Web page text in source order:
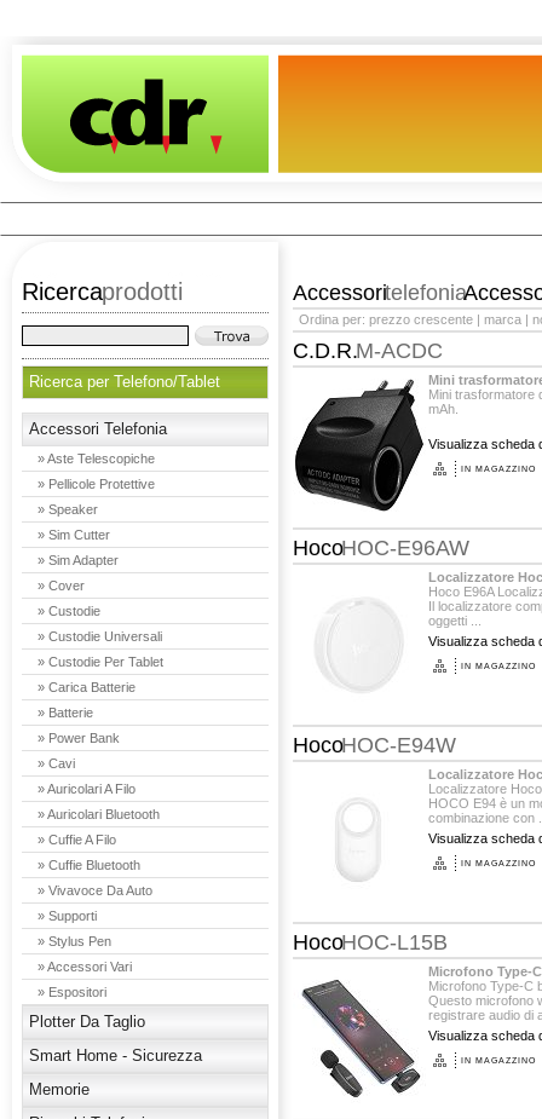
Ricercaprodotti
Ricerca per Telefono/Tablet
Accessori Telefonia
» Aste Telescopiche
» Pellicole Protettive
» Speaker
» Sim Cutter
» Sim Adapter
» Cover
» Custodie
» Custodie Universali
» Custodie Per Tablet
» Carica Batterie
» Batterie
» Power Bank
» Cavi
» Auricolari A Filo
» Auricolari Bluetooth
» Cuffie A Filo
» Cuffie Bluetooth
» Vivavoce Da Auto
» Supporti
» Stylus Pen
» Accessori Vari
» Espositori
Plotter Da Taglio
Smart Home - Sicurezza
Memorie
Accessoritelefonia
Ordina per: prezzo crescente | marca |
C.D.R.M-ACDC
Mini
Mini trasformatore
mAh.
Visualizza scheda
IN MAGAZZINO
HocoHOC-E96AW
Localizzatore
Hoco E96A
Il localizzatore
oggetti ...
Visualizza scheda
IN MAGAZZINO
HocoHOC-E94W
Localizzatore
Localizzatore
HOCO E94 è un
combinazione con
Visualizza scheda
IN MAGAZZINO
HocoHOC-L15B
Microfono Type-
Microfono Type-C
Questo microfono
registrare audio di
Visualizza scheda
IN MAGAZZINO